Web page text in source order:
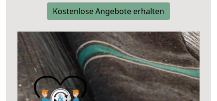
Kostenlose Angebote erhalten